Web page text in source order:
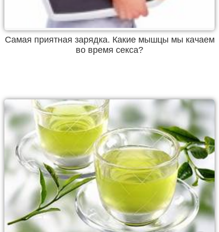
Самая приятная зарядка. Какие мышцы мы качаем
во время секса?